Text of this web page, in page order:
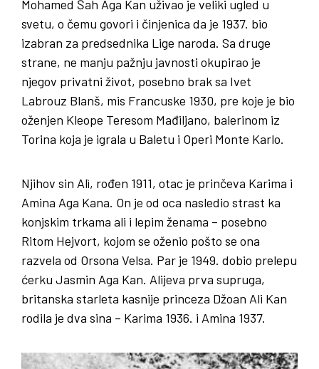
Mohamed Šah Aga Kan uživao je veliki ugled u
svetu, o čemu govori i činjenica da je 1937. bio
izabran za predsednika Lige naroda. Sa druge
strane, ne manju pažnju javnosti okupirao je
njegov privatni život, posebno brak sa Ivet
Labrouz Blanš, mis Francuske 1930, pre koje je bio
oženjen Kleope Teresom Mađiljano, balerinom iz
Torina koja je igrala u Baletu i Operi Monte Karlo.
Njihov sin Alì, rođen 1911, otac je prinčeva Karima i
Amina Aga Kana. On je od oca nasledio strast ka
konjskim trkama ali i lepim ženama – posebno
Ritom Hejvort, kojom se oženio pošto se ona
razvela od Orsona Velsa. Par je 1949. dobio prelepu
ćerku Jasmin Aga Kan. Alijeva prva supruga,
britanska starleta kasnije princeza Džoan Ali Kan
rodila je dva sina – Karima 1936. i Amina 1937.